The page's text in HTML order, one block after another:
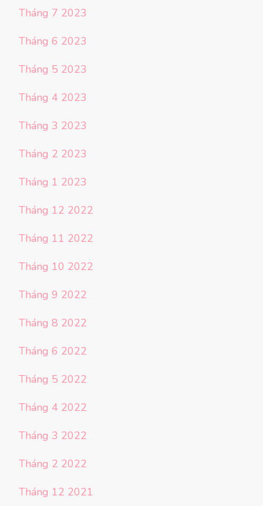
Tháng 7 2023
Tháng 6 2023
Tháng 5 2023
Tháng 4 2023
Tháng 3 2023
Tháng 2 2023
Tháng 1 2023
Tháng 12 2022
Tháng 11 2022
Tháng 10 2022
Tháng 9 2022
Tháng 8 2022
Tháng 6 2022
Tháng 5 2022
Tháng 4 2022
Tháng 3 2022
Tháng 2 2022
Tháng 12 2021